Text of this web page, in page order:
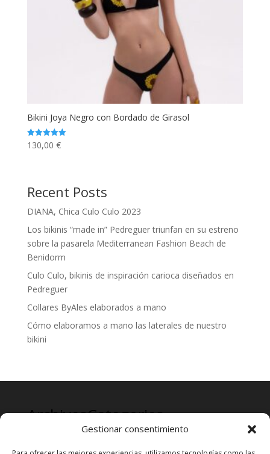
Gestionar consentimiento
Bikini Joya Negro con Bordado de Girasol
Valorado
con
130,00 €
Recent Posts
DIANA, Chica Culo Culo 2023
Los bikinis “made in” Pedreguer triunfan en su estreno
sobre la pasarela Mediterranean Fashion Beach de
Benidorm
Culo Culo, bikinis de inspiración carioca diseñados en
Pedreguer
Collares ByAles elaborados a mano
Cómo elaboramos a mano las laterales de nuestro
bikini
ArchivesCategories
Prensa